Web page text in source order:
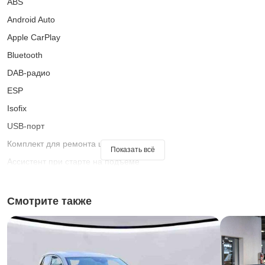
Android Auto
Apple CarPlay
Bluetooth
DAB-радио
ESP
Isofix
USB-порт
Комплект для ремонта шин
Ассистент при старте на подъеме
Бортовой компьютер
Встроенный музыкальный стриминг
Датчик дождя
Показать всё
Смотрите также